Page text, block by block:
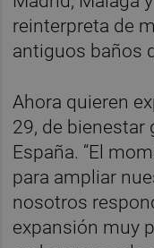
reinterpreta de
antiguos baños
Ahora quieren
29, de bienestar
España. “El
para ampliar
nosotros
expansión muy